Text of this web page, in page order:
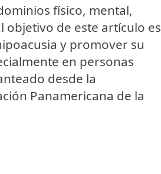
físico, mental,
objetivo de este artículo es
y promover su
en personas
desde la
Panamericana de la